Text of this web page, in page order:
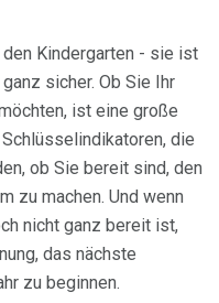
Kindergarten - sie ist
sicher. Ob Sie Ihr
ist eine große
die
ob Sie bereit sind, den
zu machen. Und wenn
nicht ganz bereit ist,
das nächste
zu beginnen.